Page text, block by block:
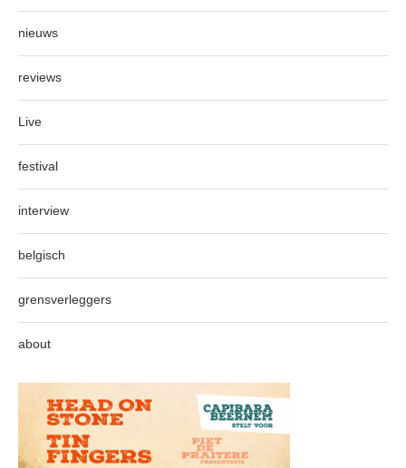
nieuws
reviews
Live
festival
interview
belgisch
grensverleggers
about